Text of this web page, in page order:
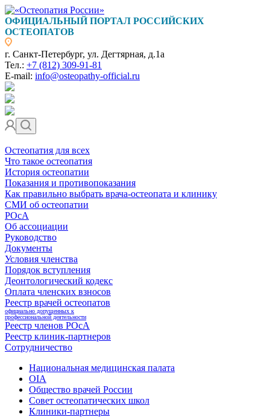
ОФИЦИАЛЬНЫЙ ПОРТАЛ РОССИЙСКИХ
ОСТЕОПАТОВ
г. Санкт-Петербург, ул. Дегтярная, д.1а
Тел.: +7 (812) 309-91-81
E-mail: info@osteopathy-official.ru
Остеопатия для всех
Что такое остеопатия
История остеопатии
Показания и противопоказания
Как правильно выбрать врача-остеопата и клинику
СМИ об остеопатии
РОсА
Об ассоциации
Руководство
Документы
Условия членства
Порядок вступления
Деонтологический кодекс
Оплата членских взносов
Реестр врачей остеопатов
официально допущенных к
профессиональной деятельности
Реестр членов РОсА
Реестр клиник-партнеров
Сотрудничество
Национальная медицинская палата
OIA
Общество врачей России
Совет остеопатических школ
Клиники-партнеры